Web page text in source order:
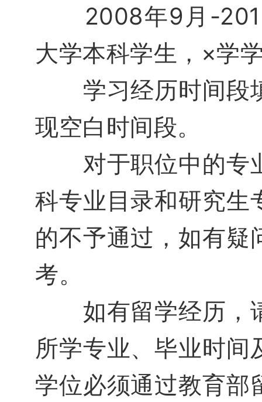
2008年9月-
大学本科学生，×学
学习经历时间段
现空白时间段。
对于职位中的专
科专业目录和研究生
的不予通过，如有疑
考。
如有留学经历，
所学专业、毕业时间
学位必须通过教育部